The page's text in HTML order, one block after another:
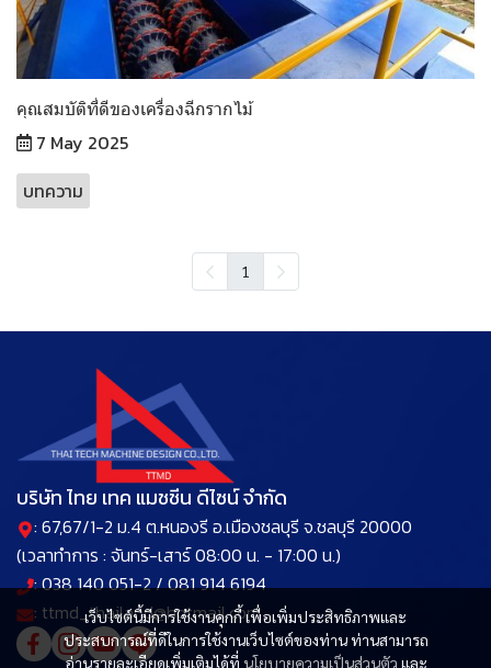
คุณสมบัติที่ดีของเครื่องฉีกรากไม้
7 May 2025
บทความ
1
เว็บไซต์นี้มีการใช้งานคุกกี้ เพื่อเพิ่มประสิทธิภาพและ
ประสบการณ์ที่ดีในการใช้งานเว็บไซต์ของท่าน ท่านสามารถ
อ่านรายละเอียดเพิ่มเติมได้ที่ นโยบายความเป็นส่วนตัว และ
บริษัท ไทย เทค แมชชีน ดีไซน์ จำกัด
: 67,67/1-2 ม.4 ต.หนองรี อ.เมืองชลบุรี จ.ชลบุรี 20000
(เวลาทำการ : จันทร์-เสาร์ 08:00 น. - 17:00 น.)
: 038 140 051-2 / 081 914 6194
: ttmd_thailand@hotmail.com